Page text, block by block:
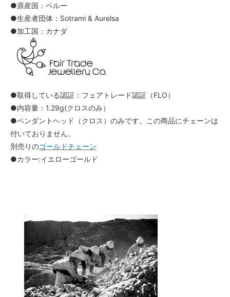
●原産国：ペルー
●生産者団体：Sotrami & Aurelsa
●加工国：カナダ
●取得している認証：フェアトレード認証（FLO）
●内容量：1.29g(クロスのみ）
●ペンダントヘッド（クロス）のみです。この商品にチェーンは
付いておりません。
別売りのゴールドチェーン
●カラー:イエローゴールド